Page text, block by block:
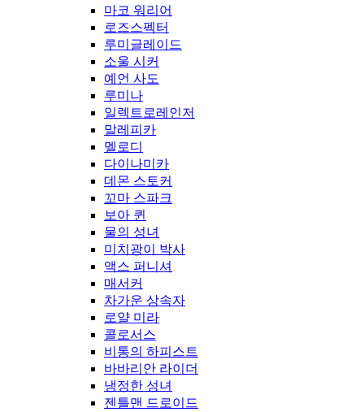
마코 워리어
로즈스펙터
루미글레이드
소울 시커
예언 사도
루미나
일렉트로레인저
말레피카
멜로디
다이나미카
데몬 스토커
꼬마 스파크
보아 퀸
물의 성녀
미치광이 박사
액스 퍼니셔
매서커
차가운 상속자
로얄 미라
콜로서스
비통의 하피스트
바바리안 라이더
냉정한 성녀
젠틀맨 드로이드